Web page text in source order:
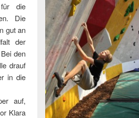
die
Die
gut an
der
den
drauf
in die
auf,
Klara